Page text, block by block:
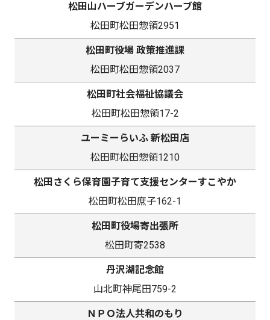
松田山ハーブガーデンハーブ館
松田町松田惣領2951
松田町役場 政策推進課
松田町松田惣領2037
松田町社会福祉協議会
松田町松田惣領17-2
ユーミーらいふ 新松田店
松田町松田惣領1210
松田さくら保育園子育て支援センターすこやか
松田町松田庶子162-1
松田町役場寄出張所
松田町寄2538
丹沢湖記念館
山北町神尾田759-2
ＮＰＯ法人共和のもり